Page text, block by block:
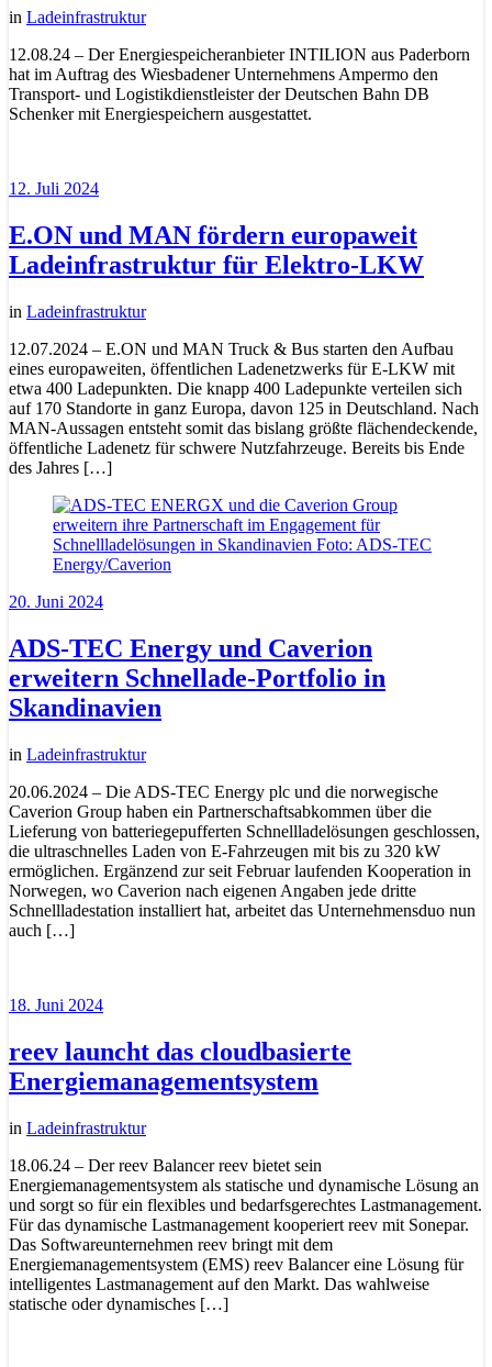
in Ladeinfrastruktur
12.08.24 – Der Energiespeicheranbieter INTILION aus Paderborn
hat im Auftrag des Wiesbadener Unternehmens Ampermo den
Transport- und Logistikdienstleister der Deutschen Bahn DB
Schenker mit Energiespeichern ausgestattet.
12. Juli 2024
E.ON und MAN fördern europaweit
Ladeinfrastruktur für Elektro-LKW
in Ladeinfrastruktur
12.07.2024 – E.ON und MAN Truck & Bus starten den Aufbau
eines europaweiten, öffentlichen Ladenetzwerks für E-LKW mit
etwa 400 Ladepunkten. Die knapp 400 Ladepunkte verteilen sich
auf 170 Standorte in ganz Europa, davon 125 in Deutschland. Nach
MAN-Aussagen entsteht somit das bislang größte flächendeckende,
öffentliche Ladenetz für schwere Nutzfahrzeuge. Bereits bis Ende
des Jahres […]
20. Juni 2024
ADS-TEC Energy und Caverion
erweitern Schnellade-Portfolio in
Skandinavien
in Ladeinfrastruktur
20.06.2024 – Die ADS-TEC Energy plc und die norwegische
Caverion Group haben ein Partnerschaftsabkommen über die
Lieferung von batteriegepufferten Schnellladelösungen geschlossen,
die ultraschnelles Laden von E-Fahrzeugen mit bis zu 320 kW
ermöglichen. Ergänzend zur seit Februar laufenden Kooperation in
Norwegen, wo Caverion nach eigenen Angaben jede dritte
Schnellladestation installiert hat, arbeitet das Unternehmensduo nun
auch […]
18. Juni 2024
reev launcht das cloudbasierte
Energiemanagementsystem
in Ladeinfrastruktur
18.06.24 – Der reev Balancer reev bietet sein
Energiemanagementsystem als statische und dynamische Lösung an
und sorgt so für ein flexibles und bedarfsgerechtes Lastmanagement.
Für das dynamische Lastmanagement kooperiert reev mit Sonepar.
Das Softwareunternehmen reev bringt mit dem
Energiemanagementsystem (EMS) reev Balancer eine Lösung für
intelligentes Lastmanagement auf den Markt. Das wahlweise
statische oder dynamisches […]